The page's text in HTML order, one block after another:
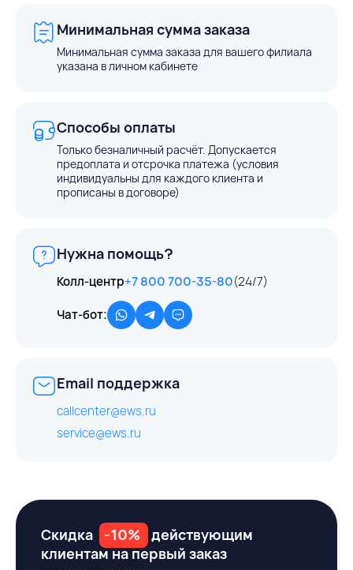
Минимальная сумма заказа
Минимальная сумма заказа для вашего филиала
указана в личном кабинете
Способы оплаты
Только безналичный расчёт. Допускается
предоплата и отсрочка платежа (условия
индивидуальны для каждого клиента и
прописаны в договоре)
Нужна помощь?
Колл-центр+7 800 700-35-80(24/7)
Чат-бот:
Email поддержка
callcenter@ews.ru
service@ews.ru
Скидка -10%
действующим
клиентам на первый заказ